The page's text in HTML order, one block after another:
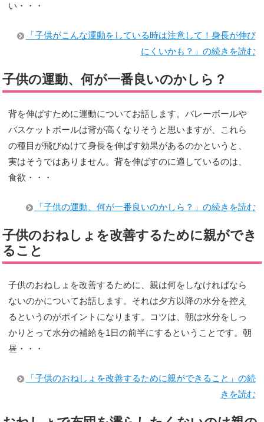
い・・・
「子供がこんな運動をしている時は注意して！身長が伸び
にくいかも？」の続きを読む
子供の運動、何が一番良いのかしら？
背を伸ばすために運動についてお話します。バレーボールや
バスケットボールは背が高くなりそうと思いますが、これら
の種目が飛びぬけて身長を伸ばす効果があるのかというと、
実はそうではありません。背を伸ばすのに適しているのは、
食欲・・・
「子供の運動、何が一番良いのかしら？」の続きを読む
子供のおねしょを改善するために親ができ
ること
子供のおねしょを改善するために、親は何をしなければなら
ないのかについてお話します。それは夕方以降の水分を控え
るというのがポイントになります。コツは、朝は水分をしっ
かりとって水分の補給を1日の前半にするということです。朝
昼・・・
「子供のおねしょを改善するために親ができること」の続
きを読む